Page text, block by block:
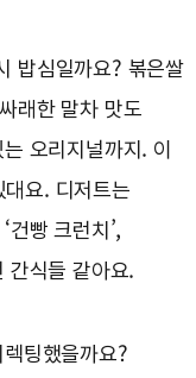
밥심일까요? 볶은쌀
래한 말차 맛도
오리지널까지. 이
요. 디저트는
건빵 크런치’,
간식들 같아요.
팅했을까요?